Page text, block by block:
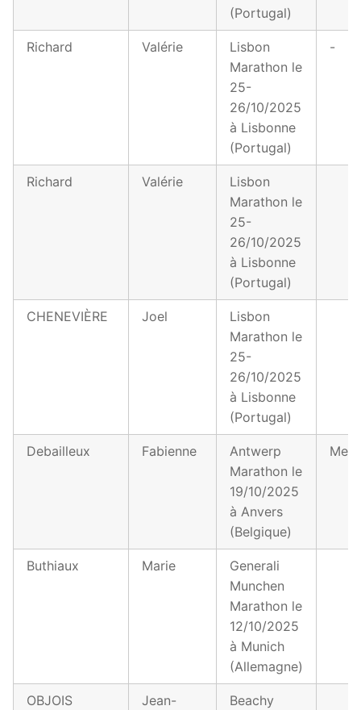
(Portugal)
Richard Valérie
Lisbon
Marathon le
25-
26/10/2025
à Lisbonne
(Portugal)
-
Richard Valérie
Lisbon
Marathon le
25-
26/10/2025
à Lisbonne
(Portugal)
CHENEVIÈRE Joel
Lisbon
Marathon le
25-
26/10/2025
à Lisbonne
(Portugal)
Debailleux Fabienne
Antwerp
Marathon le
19/10/2025
à Anvers
(Belgique)
Buthiaux Marie
Generali
Munchen
Marathon le
12/10/2025
à Munich
(Allemagne)
OBJOIS
Jean-
Beachy